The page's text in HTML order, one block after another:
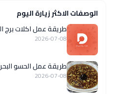
الوصفات الاكثر زيارة اليوم
طريقة عمل اكلات برج
2026-07-08
طريقة عمل الحسو
2026-07-08